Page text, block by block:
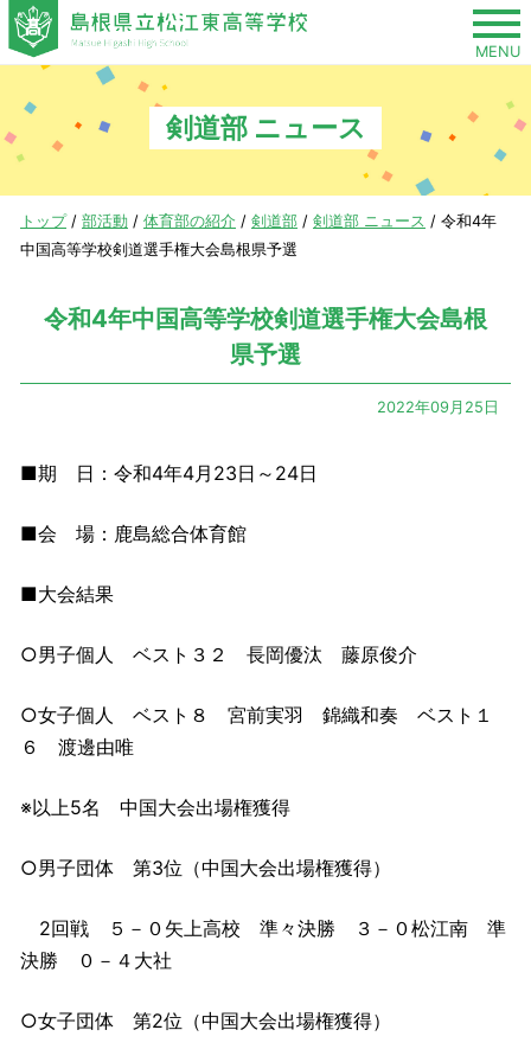
このページの本文へ
MENU
剣道部 ニュース
現
在
トップ/ 部活動 / 体育部の紹介 / 剣道部 / 剣道部 ニュース / 令和4年
中国高等学校剣道選手権大会島根県予選
令和4年中国高等学校剣道選手権大会島根
県予選
2022年09月25日
■期 日：令和4年4月23日～24日
■会 場：鹿島総合体育館
■大会結果
○男子個人 ベスト３２ 長岡優汰 藤原俊介
○女子個人 ベスト８ 宮前実羽 錦織和奏 ベスト１
６ 渡邊由唯
※以上5名 中国大会出場権獲得
○男子団体 第3位（中国大会出場権獲得）
2回戦 ５－０矢上高校 準々決勝 ３－０松江南 準
決勝 ０－４大社
○女子団体 第2位（中国大会出場権獲得）